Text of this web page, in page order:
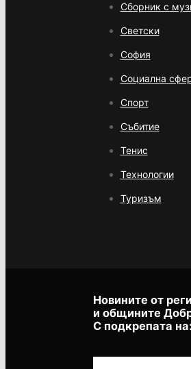
Сборник с
Светски
София
Социална
Спорт
Събитие
Тенис
Технологии
Туризъм
Новините от
и общините
С подкрепата на: